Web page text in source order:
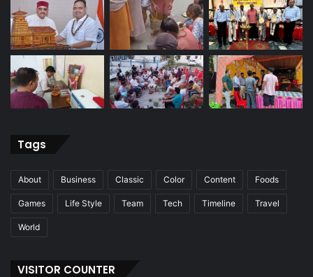
Tags
About Business Classic Color Content Foods
Games Life Style Team Tech Timeline Travel
World
VISITOR COUNTER